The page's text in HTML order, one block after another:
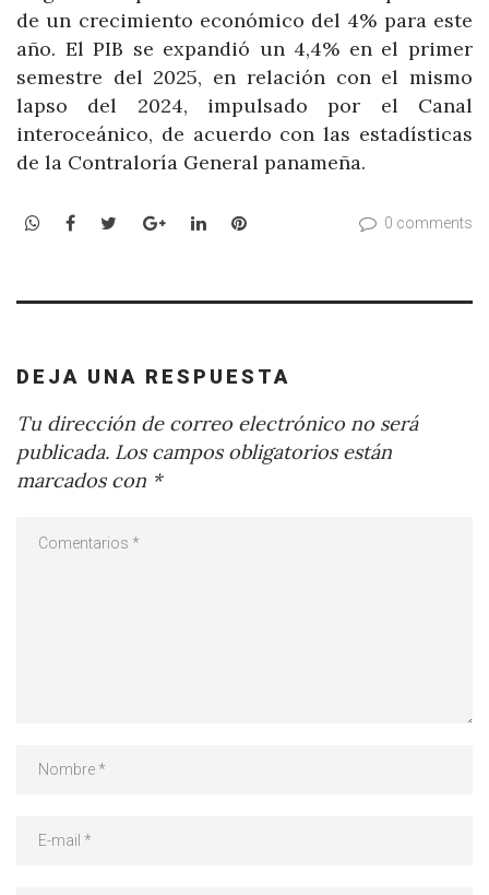
de un crecimiento económico del 4% para este
año. El PIB se expandió un 4,4% en el primer
semestre del 2025, en relación con el mismo
lapso del 2024, impulsado por el Canal
interoceánico, de acuerdo con las estadísticas
de la Contraloría General panameña.
WhatsApp
Facebook
TwitterGoogle+LinkedInPinterest 0 comments
DEJA UNA RESPUESTA
Tu dirección de correo electrónico no será
publicada. Los campos obligatorios están
marcados con *